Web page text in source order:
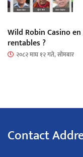
Wild Robin Casino
rentables ?
२०८२ माघ १२ गते, सोमबार
Contact